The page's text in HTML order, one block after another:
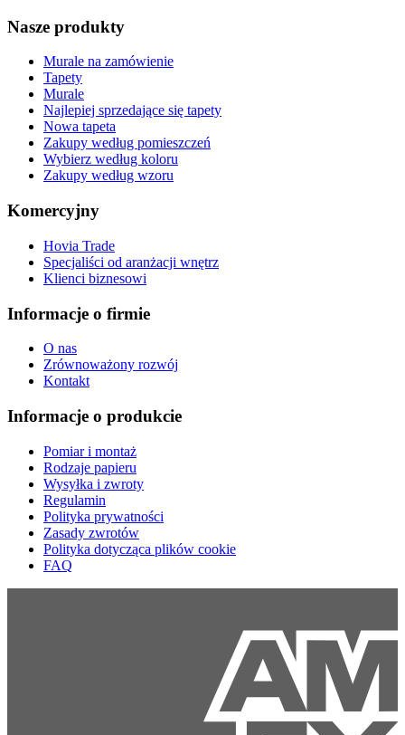
Nasze produkty
Murale na zamówienie
Tapety
Murale
Najlepiej sprzedające się tapety
Nowa tapeta
Zakupy według pomieszczeń
Wybierz według koloru
Zakupy według wzoru
Komercyjny
Hovia Trade
Specjaliści od aranżacji wnętrz
Klienci biznesowi
Informacje o firmie
O nas
Zrównoważony rozwój
Kontakt
Informacje o produkcie
Pomiar i montaż
Rodzaje papieru
Wysyłka i zwroty
Regulamin
Polityka prywatności
Zasady zwrotów
Polityka dotycząca plików cookie
FAQ